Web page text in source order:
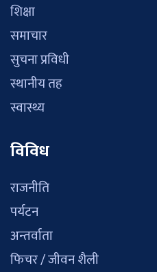
शिक्षा
समाचार
सुचना प्रविधी
स्थानीय तह
स्वास्थ्य
विविध
राजनीति
पर्यटन
अन्तर्वाता
फिचर / जीवन शैली